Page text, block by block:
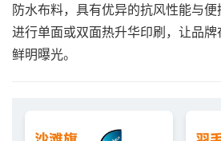
防水布料，具有优异的抗风性能与
进行单面或双面热升华印刷，让品
鲜明曝光。